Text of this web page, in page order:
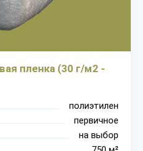
пленка (30 г/м2 -
полиэтилен
первичное
на выбор